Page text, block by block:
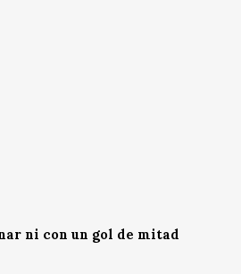
ni con un gol de mitad